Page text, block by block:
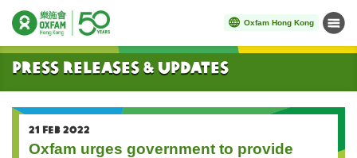
Oxfam Hong Kong Menu
Start main content
Press Releases & Updates
21 FEB 2022
Oxfam urges government to provide